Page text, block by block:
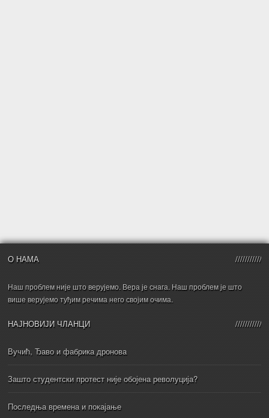
О НАМА
Наш проблем није што верујемо. Вера је снага. Наш проблем је што
више верујемо туђим речима него својим очима.
НАЈНОВИЈИ ЧЛАНЦИ
Вучић, Ђаво и фабрика дронова
Зашто студентски протест није обојена револуција?
Последња времена и покајање